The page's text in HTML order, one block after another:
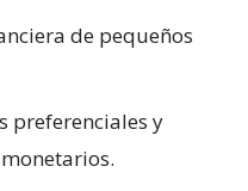
de pequeños
preferenciales y